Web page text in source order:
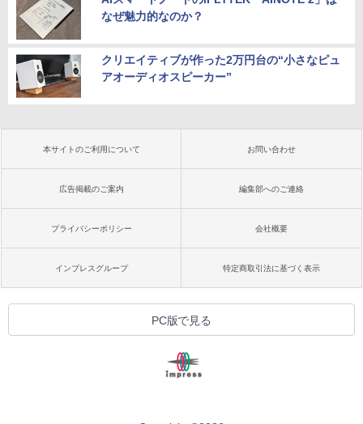
なぜ魅力的なのか？
クリエイティブが作った2万円台の“小さなピュ
アオーディオスピーカー”
本サイトのご利用について お問い合わせ
広告掲載のご案内 編集部へのご連絡
プライバシーポリシー 会社概要
インプレスグループ 特定商取引法に基づく表示
PC版で見る